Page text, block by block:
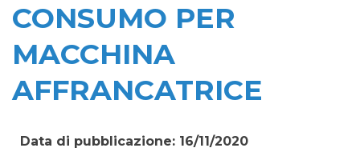
CONSUMO PER
MACCHINA
AFFRANCATRICE
Data di pubblicazione: 16/11/2020